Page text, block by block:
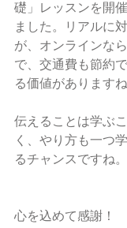
礎」レッスンを開
ました。リアルに
が、オンラインな
で、交通費も節約
る価値がありますね
伝えることは学ぶ
く、やり方も一つ
るチャンスですね。
心を込めて感謝！